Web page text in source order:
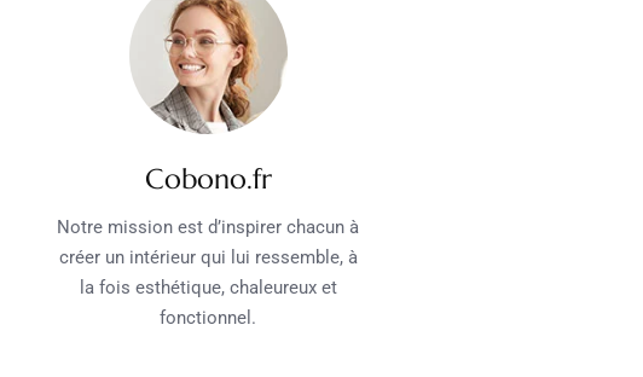
Cobono.fr
Notre mission est d’inspirer chacun à
créer un intérieur qui lui ressemble, à
la fois esthétique, chaleureux et
fonctionnel.